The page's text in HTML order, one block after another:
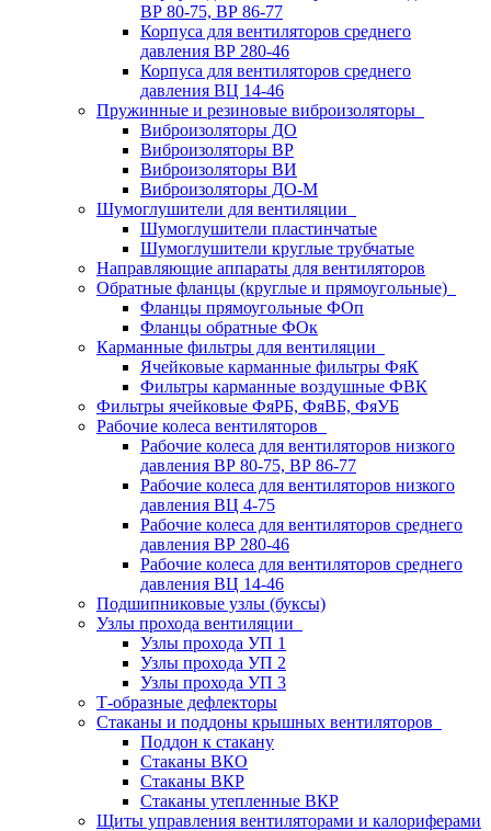
ВР 80-75, ВР 86-77
Корпуса для вентиляторов среднего
давления ВР 280-46
Корпуса для вентиляторов среднего
давления ВЦ 14-46
Пружинные и резиновые виброизоляторы
Виброизоляторы ДО
Виброизоляторы ВР
Виброизоляторы ВИ
Виброизоляторы ДО-М
Шумоглушители для вентиляции
Шумоглушители пластинчатые
Шумоглушители круглые трубчатые
Направляющие аппараты для вентиляторов
Обратные фланцы (круглые и прямоугольные)
Фланцы прямоугольные ФОп
Фланцы обратные ФОк
Карманные фильтры для вентиляции
Ячейковые карманные фильтры ФяК
Фильтры карманные воздушные ФВК
Фильтры ячейковые ФяРБ, ФяВБ, ФяУБ
Рабочие колеса вентиляторов
Рабочие колеса для вентиляторов низкого
давления ВР 80-75, ВР 86-77
Рабочие колеса для вентиляторов низкого
давления ВЦ 4-75
Рабочие колеса для вентиляторов среднего
давления ВР 280-46
Рабочие колеса для вентиляторов среднего
давления ВЦ 14-46
Подшипниковые узлы (буксы)
Узлы прохода вентиляции
Узлы прохода УП 1
Узлы прохода УП 2
Узлы прохода УП 3
Т-образные дефлекторы
Стаканы и поддоны крышных вентиляторов
Поддон к стакану
Стаканы ВКО
Стаканы ВКР
Стаканы утепленные ВКР
Щиты управления вентиляторами и калориферами